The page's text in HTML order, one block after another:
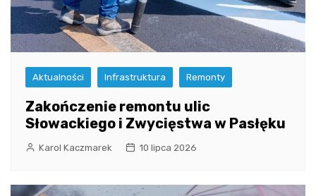
Aktualności Infrastruktura Remonty
Zakończenie remontu ulic
Słowackiego i Zwycięstwa w Pasłęku
Karol Kaczmarek 10 lipca 2026